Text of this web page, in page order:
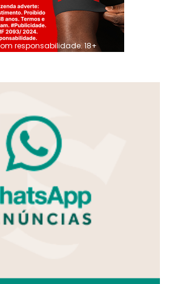
responsabilidade. 18+